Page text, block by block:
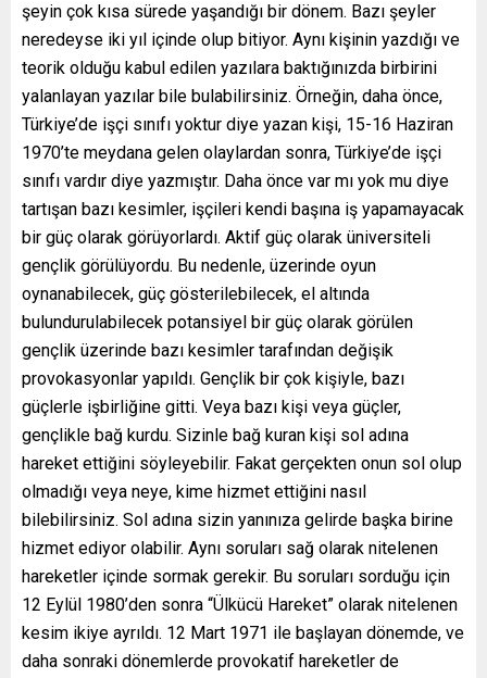
şeyin çok kısa sürede yaşandığı bir dönem. Bazı şeyler
neredeyse iki yıl içinde olup bitiyor. Aynı kişinin yazdığı ve
teorik olduğu kabul edilen yazılara baktığınızda birbirini
yalanlayan yazılar bile bulabilirsiniz. Örneğin, daha önce,
Türkiye’de işçi sınıfı yoktur diye yazan kişi, 15-16 Haziran
1970’te meydana gelen olaylardan sonra, Türkiye’de işçi
sınıfı vardır diye yazmıştır. Daha önce var mı yok mu diye
tartışan bazı kesimler, işçileri kendi başına iş yapamayacak
bir güç olarak görüyorlardı. Aktif güç olarak üniversiteli
gençlik görülüyordu. Bu nedenle, üzerinde oyun
oynanabilecek, güç gösterilebilecek, el altında
bulundurulabilecek potansiyel bir güç olarak görülen
gençlik üzerinde bazı kesimler tarafından değişik
provokasyonlar yapıldı. Gençlik bir çok kişiyle, bazı
güçlerle işbirliğine gitti. Veya bazı kişi veya güçler,
gençlikle bağ kurdu. Sizinle bağ kuran kişi sol adına
hareket ettiğini söyleyebilir. Fakat gerçekten onun sol olup
olmadığı veya neye, kime hizmet ettiğini nasıl
bilebilirsiniz. Sol adına sizin yanınıza gelirde başka birine
hizmet ediyor olabilir. Aynı soruları sağ olarak nitelenen
hareketler içinde sormak gerekir. Bu soruları sorduğu için
12 Eylül 1980’den sonra “Ülkücü Hareket” olarak nitelenen
kesim ikiye ayrıldı. 12 Mart 1971 ile başlayan dönemde, ve
daha sonraki dönemlerde provokatif hareketler de